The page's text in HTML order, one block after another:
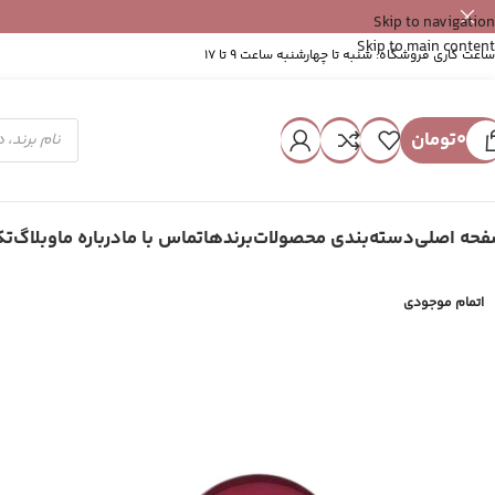
Skip to navigation
Skip to main content
ساعت کاری فروشگاه: شنبه تا چهارشنبه ساعت 9 تا 17
0تومان
اصلیدسته‌بندی محصولاتبرندهاتماس با مادرباره ماوبلاگ
اتمام موجودی